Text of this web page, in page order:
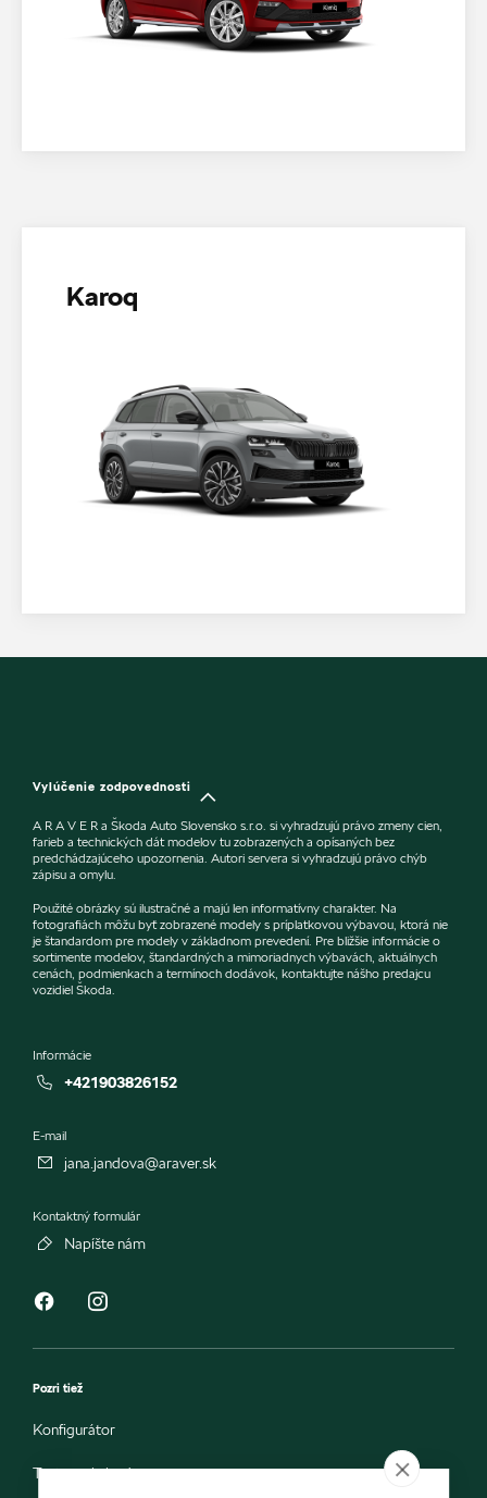
Karoq
Vylúčenie zodpovednosti
A R A V E R a Škoda Auto Slovensko s.r.o. si vyhradzujú právo zmeny cien,
farieb a technických dát modelov tu zobrazených a opísaných bez
predchádzajúceho upozornenia. Autori servera si vyhradzujú právo chýb
zápisu a omylu.
Použité obrázky sú ilustračné a majú len informatívny charakter. Na
fotografiách môžu byť zobrazené modely s príplatkovou výbavou, ktorá nie
je štandardom pre modely v základnom prevedení. Pre bližšie informácie o
sortimente modelov, štandardných a mimoriadnych výbavách, aktuálnych
cenách, podmienkach a termínoch dodávok, kontaktujte nášho predajcu
vozidiel Škoda.
Informácie
+421903826152
E-mail
jana.jandova@araver.sk
Kontaktný formulár
Napíšte nám
Pozri tiež
Konfigurátor
Testovacia jazda